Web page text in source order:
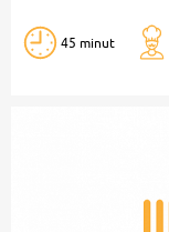
45 minut